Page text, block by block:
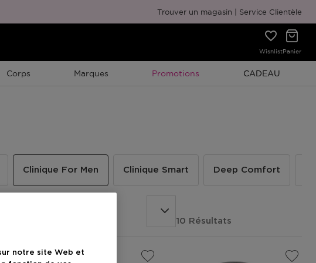
Emballage cadeau gratuit
Trouver un magasin Service Clientèle
WishlistPanier
Corps Marques Promotion À Durée Limitée
Promotions Promotion À
CADEAU
Clinique For Men Clinique Smart Deep Comfort
10 Résultats
notre site Web et